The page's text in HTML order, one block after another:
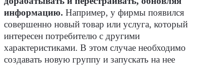
информацию. Например, у фирмы появился
совершенно новый товар или услуга, который
интересен потребителю с другими
характеристиками. В этом случае необходимо
создавать новую группу и запускать на нее